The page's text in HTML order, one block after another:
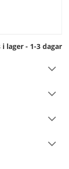
i lager - 1-3 dagar